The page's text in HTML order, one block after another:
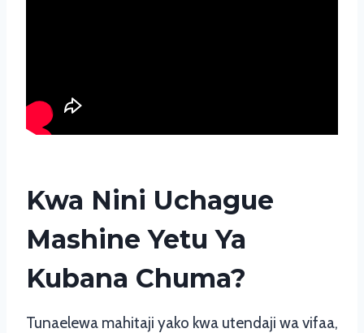
Kwa Nini Uchague
Mashine Yetu Ya
Kubana Chuma?
Tunaelewa mahitaji yako kwa utendaji wa vifaa,